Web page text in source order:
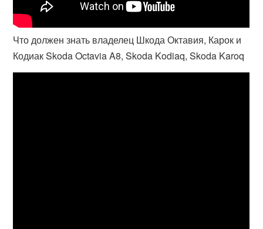
Что должен знать владелец Шкода Октавия, Карок и
Кодиак Skoda Octavia A8, Skoda Kodiaq, Skoda Karoq